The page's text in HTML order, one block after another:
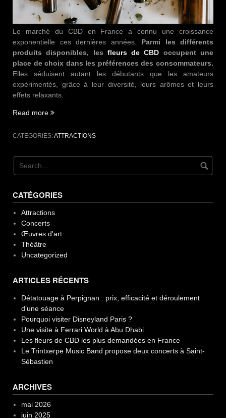
Le marché du CBD en France a connu une croissance
exponentielle ces dernières années. Parmi les différents
produits disponibles, les fleurs de CBD occupent une
place de choix dans les préférences des consommateurs.
Elles séduisent autant les débutants que les amateurs
expérimentés, grâce à leur diversité, leurs arômes et leurs
effets relaxants.
Read more “Les
de
les
demandées
France”
CATEGORIES:ATTRACTIONS
CATÉGORIES
Attractions
Concerts
Œuvres d'art
Théâtre
Uncategorized
ARTICLES RÉCENTS
Détatouage à Perpignan : prix, efficacité et déroulement
d’une séance
Pourquoi visiter Disneyland Paris ?
Une visite à Ferrari World à Abu Dhabi
Les fleurs de CBD les plus demandées en France
Le Trintxerpe Music Band propose deux concerts à Saint-
Sébastien
ARCHIVES
mai 2026
juin 2025